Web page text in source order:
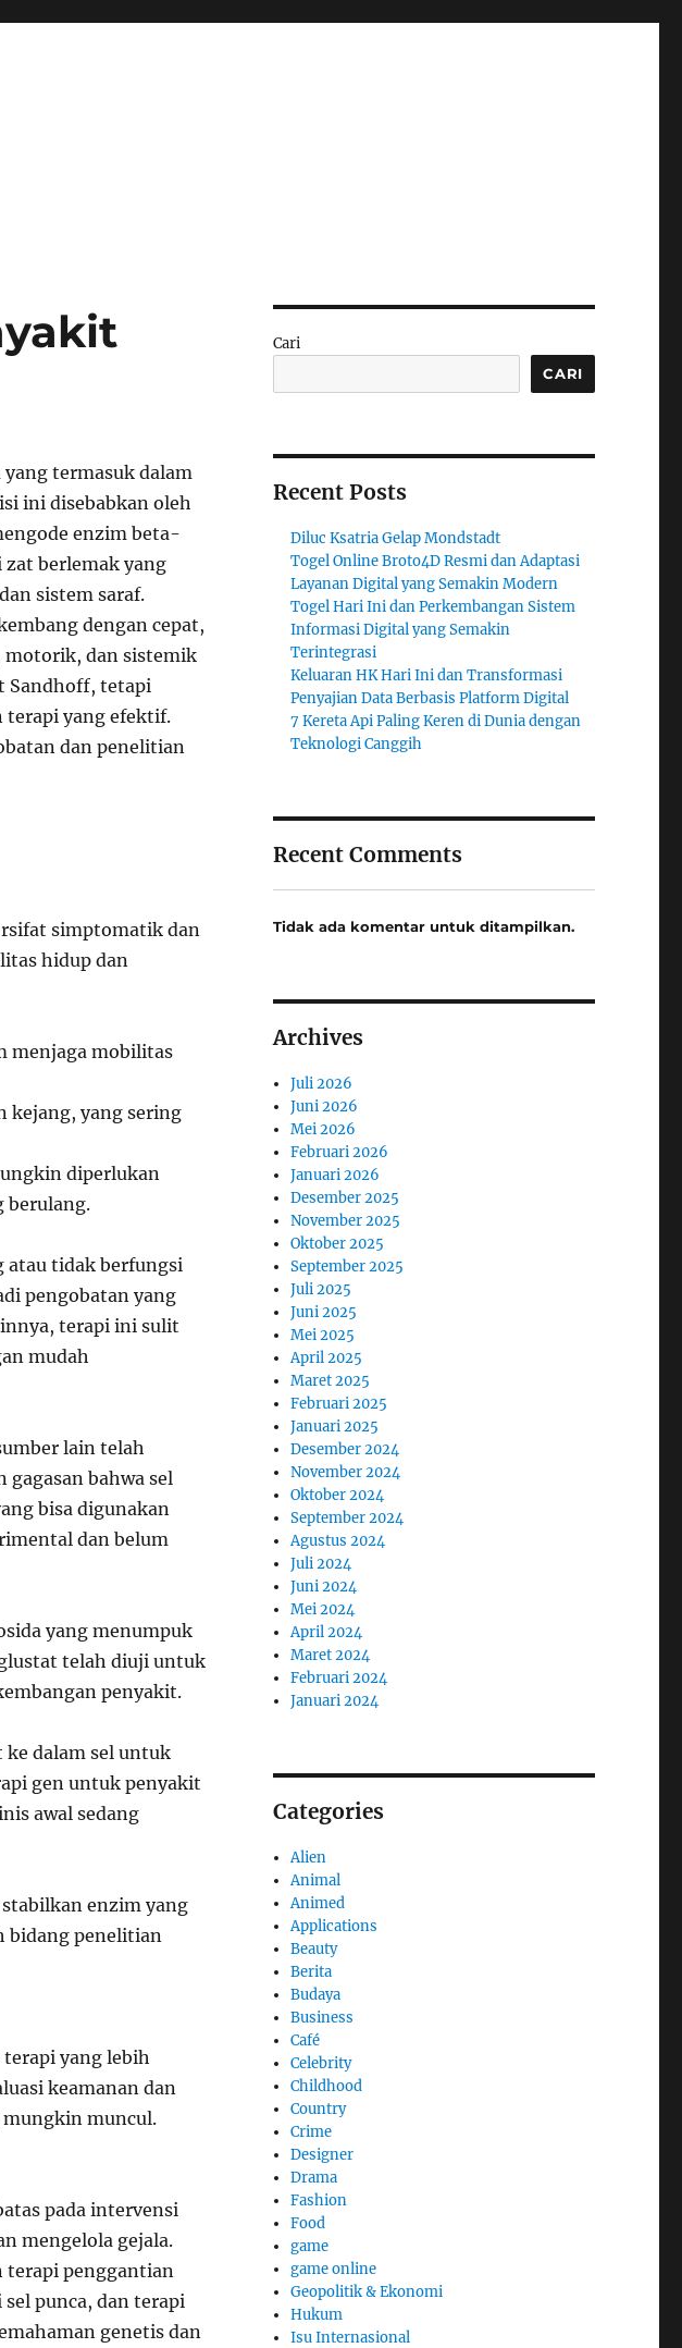
termasuk dalam
ini disebabkan oleh
enzim beta-
zat berlemak yang
sistem saraf.
dengan cepat,
motorik, dan sistemik
Sandhoff, tetapi
terapi yang efektif.
dan penelitian
simptomatik dan
hidup dan
menjaga mobilitas
kejang, yang sering
diperlukan
berulang.
atau tidak berfungsi
pengobatan yang
terapi ini sulit
mudah
lain telah
gagasan bahwa sel
bisa digunakan
dan belum
yang menumpuk
telah diuji untuk
penyakit.
ke dalam sel untuk
gen untuk penyakit
awal sedang
enzim yang
bidang penelitian
yang lebih
keamanan dan
mungkin muncul.
pada intervensi
mengelola gejala.
terapi penggantian
punca, dan terapi
genetis dan
Cari
CARI
Recent Posts
Diluc Ksatria Gelap Mondstadt
Togel Online Broto4D Resmi dan Adaptasi
Layanan Digital yang Semakin Modern
Togel Hari Ini dan Perkembangan Sistem
Informasi Digital yang Semakin
Terintegrasi
Keluaran HK Hari Ini dan Transformasi
Penyajian Data Berbasis Platform Digital
7 Kereta Api Paling Keren di Dunia dengan
Teknologi Canggih
Recent Comments
Tidak ada komentar untuk ditampilkan.
Archives
Juli 2026
Juni 2026
Mei 2026
Februari 2026
Januari 2026
Desember 2025
November 2025
Oktober 2025
September 2025
Juli 2025
Juni 2025
Mei 2025
April 2025
Maret 2025
Februari 2025
Januari 2025
Desember 2024
November 2024
Oktober 2024
September 2024
Agustus 2024
Juli 2024
Juni 2024
Mei 2024
April 2024
Maret 2024
Februari 2024
Januari 2024
Categories
Alien
Animal
Animed
Applications
Beauty
Berita
Budaya
Business
Café
Celebrity
Childhood
Country
Crime
Designer
Drama
Fashion
Food
game
game online
Geopolitik & Ekonomi
Hukum
Isu Internasional